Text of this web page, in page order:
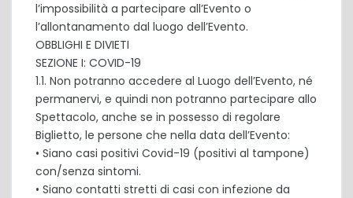
l’impossibilità a partecipare all’Evento o
l’allontanamento dal luogo dell’Evento.
OBBLIGHI E DIVIETI
SEZIONE I: COVID-19
1.1. Non potranno accedere al Luogo dell’Evento, né
permanervi, e quindi non potranno partecipare allo
Spettacolo, anche se in possesso di regolare
Biglietto, le persone che nella data dell’Evento:
• Siano casi positivi Covid-19 (positivi al tampone)
con/senza sintomi.
• Siano contatti stretti di casi con infezione da